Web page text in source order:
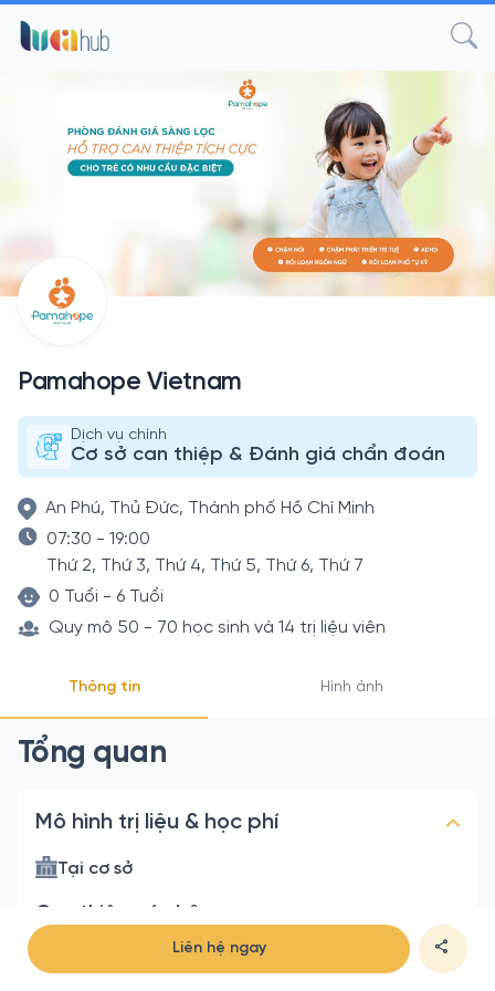
Pamahope Vietnam
Dịch vụ chính
Cơ sở can thiệp & Đánh giá chẩn đoán
An Phú, Thủ Đức, Thành phố Hồ Chí Minh
07:30 - 19:00
Thứ 2, Thứ 3, Thứ 4, Thứ 5, Thứ 6, Thứ 7
0 Tuổi - 6 Tuổi
Quy mô 50 - 70 học sinh và 14 trị liệu viên
Thông tin Hình ảnh
Tổng quan
Mô hình trị liệu & học phí
Tại cơ sở
Can thiệp cá nhân
Liên hệ ngay